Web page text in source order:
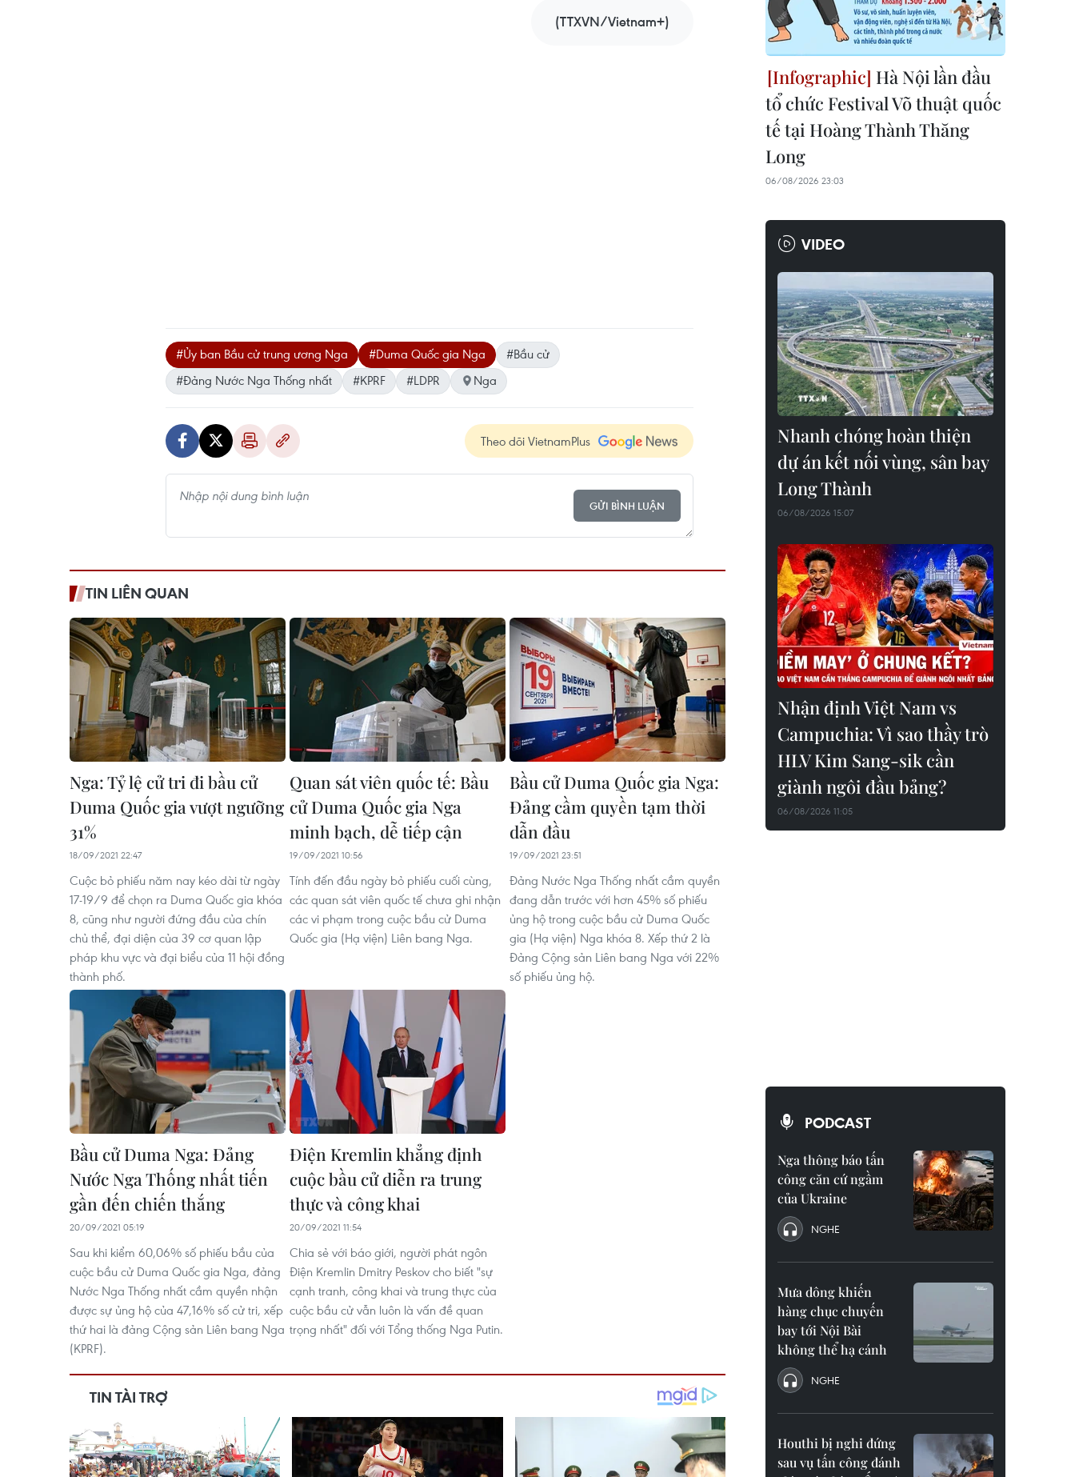
(TTXVN/Vietnam+)
#Ủy ban Bầu cử trung ương Nga #Duma Quốc gia Nga
#Bầu cử
#Đảng Nước Nga Thống nhất
#KPRF #LDPR Nga
Theo dõi VietnamPlus
GỬI BÌNH LUẬN
TIN LIÊN QUAN
Nga: Tỷ lệ cử tri đi bầu cử
Duma Quốc gia vượt ngưỡng
31%
18/09/2021 22:47
Cuộc bỏ phiếu năm nay kéo dài từ ngày
17-19/9 để chọn ra Duma Quốc gia khóa
8, cũng như người đứng đầu của chín
chủ thể, đại diện của 39 cơ quan lập
pháp khu vực và đại biểu của 11 hội đồng
thành phố.
Quan sát viên quốc tế: Bầu
cử Duma Quốc gia Nga
minh bạch, dễ tiếp cận
19/09/2021 10:56
Tính đến đầu ngày bỏ phiếu cuối cùng,
các quan sát viên quốc tế chưa ghi nhận
các vi phạm trong cuộc bầu cử Duma
Quốc gia (Hạ viện) Liên bang Nga.
Bầu cử Duma Quốc gia Nga:
Đảng cầm quyền tạm thời
dẫn đầu
19/09/2021 23:51
Đảng Nước Nga Thống nhất cầm quyền
đang dẫn trước với hơn 45% số phiếu
ủng hộ trong cuộc bầu cử Duma Quốc
gia (Hạ viện) Nga khóa 8. Xếp thứ 2 là
Đảng Cộng sản Liên bang Nga với 22%
số phiếu ủng hộ.
Bầu cử Duma Nga: Đảng
Nước Nga Thống nhất tiến
gần đến chiến thắng
20/09/2021 05:19
Sau khi kiểm 60,06% số phiếu bầu của
cuộc bầu cử Duma Quốc gia Nga, đảng
Nước Nga Thống nhất cầm quyền nhận
được sự ủng hộ của 47,16% số cử tri, xếp
thứ hai là đảng Cộng sản Liên bang Nga
(KPRF).
Điện Kremlin khẳng định
cuộc bầu cử diễn ra trung
thực và công khai
20/09/2021 11:54
Chia sẻ với báo giới, người phát ngôn
Điện Kremlin Dmitry Peskov cho biết "sự
cạnh tranh, công khai và trung thực của
cuộc bầu cử vẫn luôn là vấn đề quan
trọng nhất" đối với Tổng thống Nga Putin.
Hà Nội lần đầu
tổ chức Festival Võ thuật quốc
tế tại Hoàng Thành Thăng
Long
06/08/2026 23:03
VIDEO
Nhanh chóng hoàn thiện
dự án kết nối vùng, sân bay
Long Thành
06/08/2026 15:07
Nhận định Việt Nam vs
Campuchia: Vì sao thầy trò
HLV Kim Sang-sik cần
giành ngôi đầu bảng?
06/08/2026 11:05
PODCAST
Nga thông báo tấn
công căn cứ ngầm
của Ukraine
NGHE
Mưa dông khiến
hàng chục chuyến
bay tới Nội Bài
không thể hạ cánh
NGHE
Houthi bị nghi đứng
sau vụ tấn công đánh